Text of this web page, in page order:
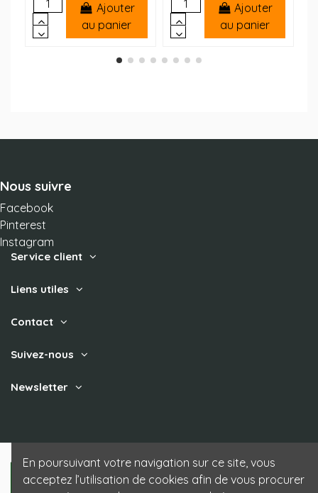
Ajouter
au panier
Ajouter
au panier
Nous suivre
Facebook
Pinterest
Instagram
Service client
Liens utiles
Contact
Suivez-nous
Newsletter
En poursuivant votre navigation sur ce site, vous
acceptez l’utilisation de cookies afin de vous procurer